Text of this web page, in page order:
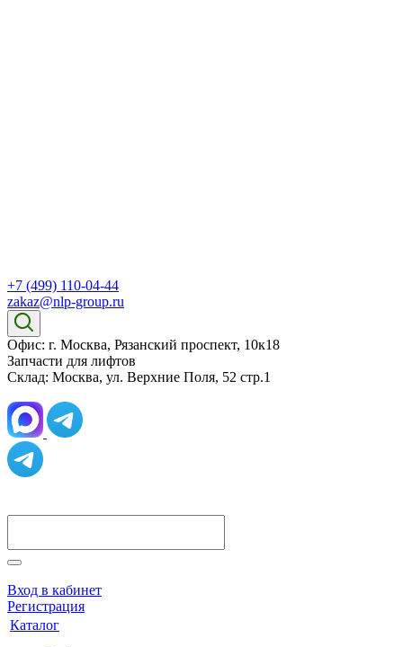
+7 (499) 110-04-44
zakaz@nlp-group.ru
Офис: г. Москва, Рязанский проспект, 10к18
Запчасти для лифтов
Склад: Москва, ул. Верхние Поля, 52 стр.1
Вход в кабинет
Регистрация
Каталог